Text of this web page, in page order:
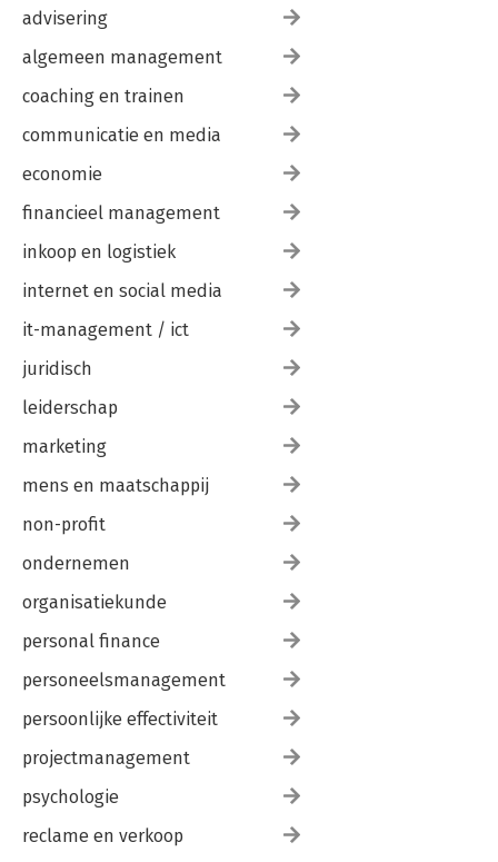
advisering
algemeen management
coaching en trainen
communicatie en media
economie
financieel management
inkoop en logistiek
internet en social media
it-management / ict
juridisch
leiderschap
marketing
mens en maatschappij
non-profit
ondernemen
organisatiekunde
personal finance
personeelsmanagement
persoonlijke effectiviteit
projectmanagement
psychologie
reclame en verkoop